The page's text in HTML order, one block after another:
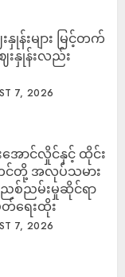
းများ မြင့်တက်
းနှုန်းလည်း
7, 2026
ောင်လှိုင်နှင့် ထိုင်း
င်တို့ အလုပ်သမား
ညစ်ညမ်းမှုဆိုင်ရာ
တ်ရေးထိုး
7, 2026